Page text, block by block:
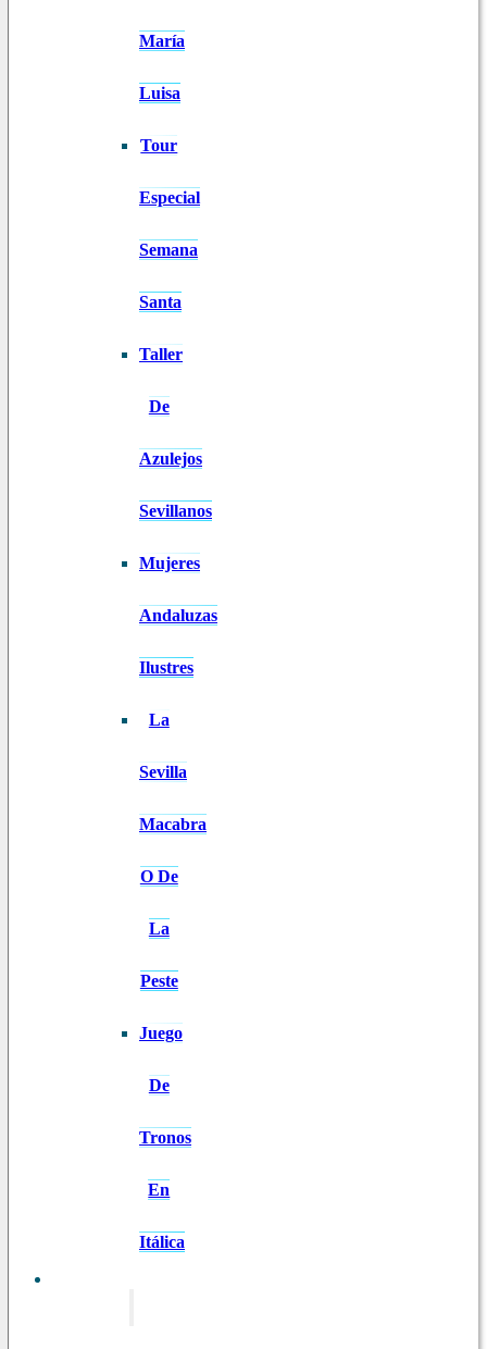
María
Luisa
Tour
Especial
Semana
Santa
Taller
De
Azulejos
Sevillanos
Mujeres
Andaluzas
Ilustres
La
Sevilla
Macabra
O De
La
Peste
Juego
De
Tronos
En
Itálica